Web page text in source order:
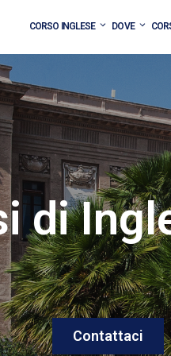
CORSO INGLESE DOVE
di
Contattaci